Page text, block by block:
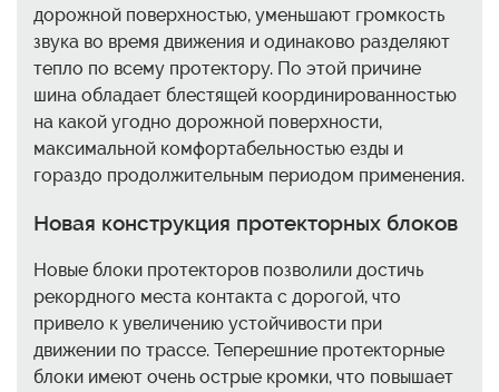
дорожной поверхностью, уменьшают громкость
звука во время движения и одинаково разделяют
тепло по всему протектору. По этой причине
шина обладает блестящей координированностью
на какой угодно дорожной поверхности,
максимальной комфортабельностью езды и
гораздо продолжительным периодом применения.
Новая конструкция протекторных блоков
Новые блоки протекторов позволили достичь
рекордного места контакта с дорогой, что
привело к увеличению устойчивости при
движении по трассе. Теперешние протекторные
блоки имеют очень острые кромки, что повышает